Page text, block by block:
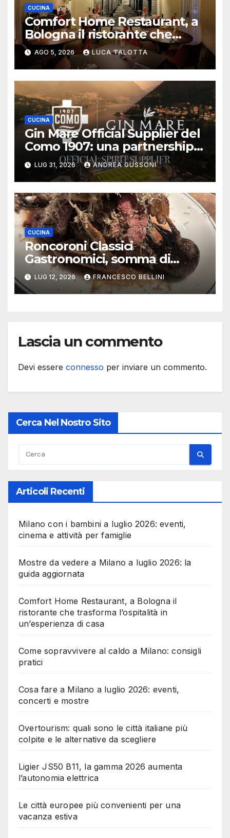
CUCINA
Comfort Home Restaurant, a
Bologna il ristorante che
trasforma l’ospitalità in
un’esperienza di casa
AGO 5, 2026 LUCA TALOTTA
CUCINA
Gin Mare Official Supplier del
Como 1907: una partnership
all’insegna di sport, lifestyle e
hospitality
LUG 31, 2026 ANDREA GUSSONI
CUCINA
Roncoroni Classici
Gastronomici, somma di
memorie
LUG 12, 2026 FRANCESCO BELLINI
Lascia un commento
Devi essere connesso per inviare un commento.
Cerca Nel Nostro Sito
Articoli Recenti
Milano con i bambini a luglio 2026: eventi,
cinema e attività per famiglie
Mostre da vedere a Milano a luglio 2026: la
guida aggiornata
Comfort Home Restaurant, a Bologna il
ristorante che trasforma l’ospitalità in
un’esperienza di casa
Come sopravvivere al caldo a Milano: consigli
pratici
Cosa fare a Milano a luglio 2026: eventi,
concerti e mostre
Overtourism: quali sono le città italiane più
colpite e le alternative da scegliere
Ligier JS50 B11, la gamma 2026 aumenta
l’autonomia elettrica
Le città europee più convenienti per una
vacanza estiva